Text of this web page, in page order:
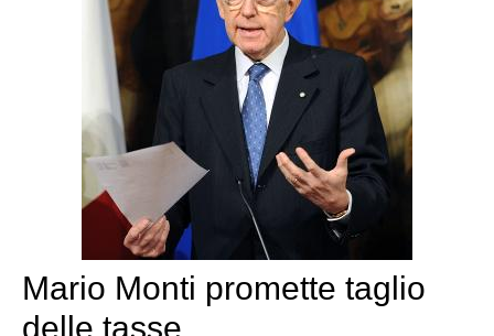
Mario Monti promette taglio
delle tasse